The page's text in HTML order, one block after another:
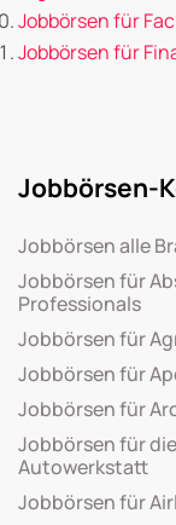
Jobbörsen für
Jobbörsen für
Jobbörsen-
Jobbörsen alle
Jobbörsen für
Professionals
Jobbörsen für
Jobbörsen für
Jobbörsen für
Jobbörsen für
Autowerkstatt
Jobbörsen für